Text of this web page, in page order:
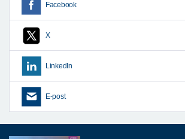
Facebook
X
LinkedIn
E-post